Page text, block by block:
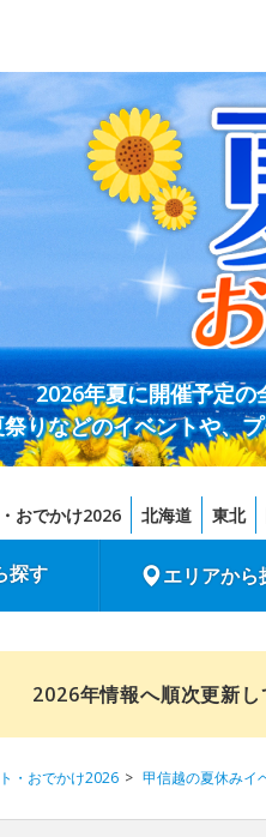
2026年夏に開催予定
りなどのイベントや、
おでかけ2026 北海道 東北
探す エリアから
2026年情報へ順次更新
・おでかけ2026 甲信越の夏休みイ